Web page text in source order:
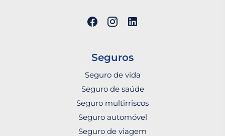
Seguros
Seguro de vida
Seguro de saúde
Seguro multirriscos
Seguro automóvel
Seguro de viagem